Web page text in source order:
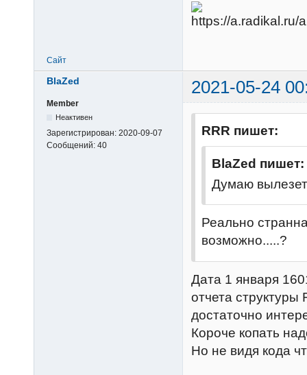
Сайт
BlaZed 2021-05-24
Member
Неактивен
Зарегистрирован: 2020-09-07
Сообщений: 40
RRR пишет:
BlaZed пишет:
Думаю
Реально
возможно.....?
Дата 1 января
отчета структуры
достаточно
Короче копать
Но не видя кода